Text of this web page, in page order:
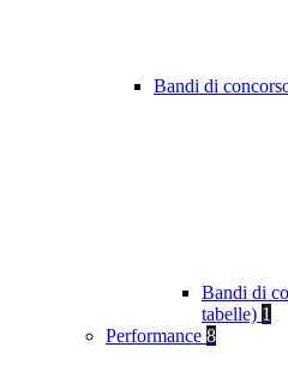
Bandi di
Bandi di
tabelle) 1
Performance 8